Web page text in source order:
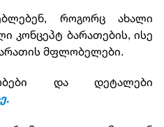
როგორც ახალი
კონცეპტ ბარათების, ისე
მფლობელები.
და დეტალები